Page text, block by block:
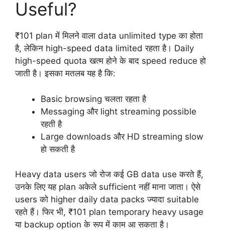
Useful?
₹101 plan में मिलने वाला data unlimited type का होता
है, लेकिन high-speed data limited रहता है। Daily
high-speed quota खत्म होने के बाद speed reduce हो
जाती है। इसका मतलब यह है कि:
Basic browsing चलता रहता है
Messaging और light streaming possible
रहती है
Large downloads और HD streaming slow
हो सकती है
Heavy data users जो रोज कई GB data use करते हैं,
उनके लिए यह plan अकेले sufficient नहीं माना जाता। ऐसे
users को higher daily data packs ज्यादा suitable
रहते हैं। फिर भी, ₹101 plan temporary heavy usage
या backup option के रूप में काम आ सकता है।